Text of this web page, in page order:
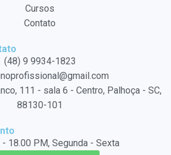
Cursos
Contato
(48) 9 9934-1823
111 - sala 6 - Centro, Palhoça - SC,
88130-101
18.00 PM, Segunda - Sexta